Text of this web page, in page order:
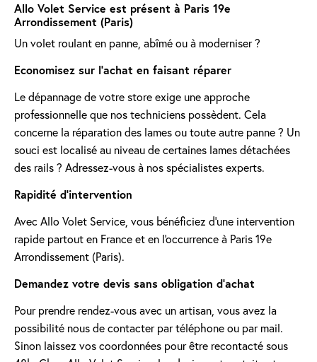
Allo Volet Service est présent à Paris 19e
Arrondissement (Paris)
Un volet roulant en panne, abîmé ou à moderniser ?
Economisez sur l'achat en faisant réparer
Le dépannage de votre store exige une approche
professionnelle que nos techniciens possèdent. Cela
concerne la réparation des lames ou toute autre panne ? Un
souci est localisé au niveau de certaines lames détachées
des rails ? Adressez-vous à nos spécialistes experts.
Rapidité d'intervention
Avec Allo Volet Service, vous bénéficiez d'une intervention
rapide partout en France et en l'occurrence à Paris 19e
Arrondissement (Paris).
Demandez votre devis sans obligation d'achat
Pour prendre rendez-vous avec un artisan, vous avez la
possibilité nous de contacter par téléphone ou par mail.
Sinon laissez vos coordonnées pour être recontacté sous